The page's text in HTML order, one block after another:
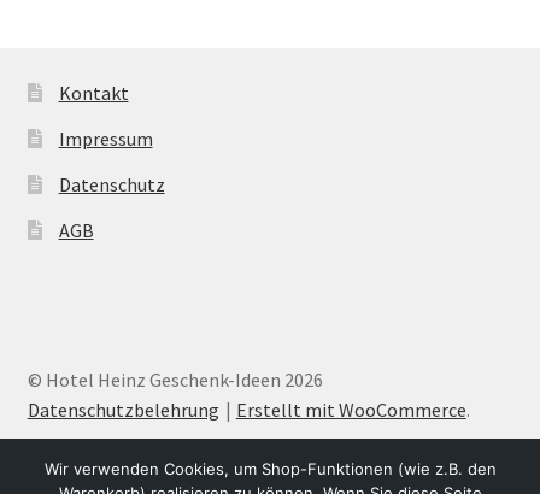
Kontakt
Impressum
Datenschutz
AGB
© Hotel Heinz Geschenk-Ideen 2026
Datenschutzbelehrung
Erstellt mit WooCommerce.
Wir verwenden Cookies, um Shop-Funktionen (wie z.B. den